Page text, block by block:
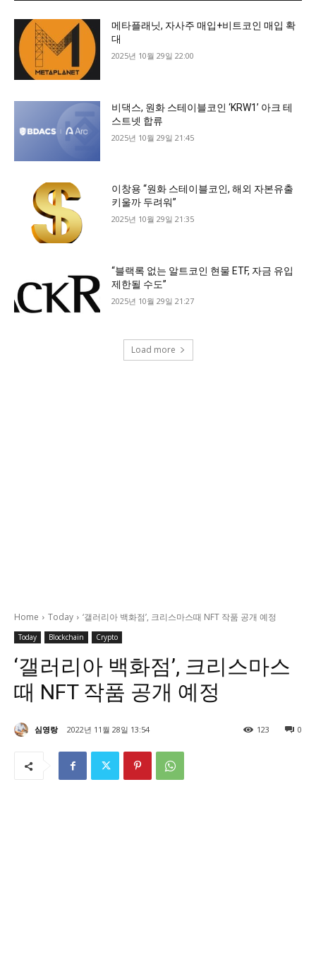
메타플래닛, 자사주 매입+비트코인 매입 확
대
2025년 10월 29일 22:00
비댁스, 원화 스테이블코인 ‘KRW1’ 아크 테
스트넷 합류
2025년 10월 29일 21:45
이창용 “원화 스테이블코인, 해외 자본유출
키울까 두려워”
2025년 10월 29일 21:35
“블랙록 없는 알트코인 현물 ETF, 자금 유입
제한될 수도”
2025년 10월 29일 21:27
Load more